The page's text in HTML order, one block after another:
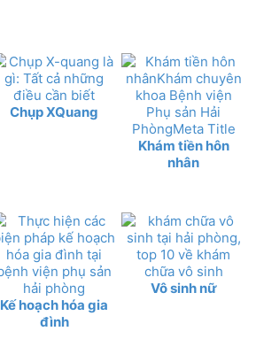
Chụp XQuang
Khám tiền hôn
nhân
Kế hoạch hóa gia
đình
Vô sinh nữ